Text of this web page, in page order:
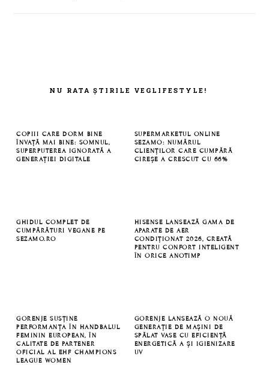
NU RATA ȘTIRILE VEGLIFESTYLE!
COPIII CARE DORM BINE
ÎNVAȚĂ MAI BINE: SOMNUL,
SUPERPUTEREA IGNORATĂ A
GENERAȚIEI DIGITALE
SUPERMARKETUL ONLINE
SEZAMO: NUMĂRUL
CLIENȚILOR CARE CUMPĂRĂ
CIREȘE A CRESCUT CU 66%
GHIDUL COMPLET DE
CUMPĂRĂTURI VEGANE PE
SEZAMO.RO
HISENSE LANSEAZĂ GAMA DE
APARATE DE AER
CONDIȚIONAT 2026, CREATĂ
PENTRU CONFORT INTELIGENT
ÎN ORICE ANOTIMP
GORENJE SUSȚINE
PERFORMANȚA ÎN HANDBALUL
FEMININ EUROPEAN, ÎN
CALITATE DE PARTENER
OFICIAL AL EHF CHAMPIONS
LEAGUE WOMEN
GORENJE LANSEAZĂ O NOUĂ
GENERAȚIE DE MAȘINI DE
SPĂLAT VASE CU EFICIENȚĂ
ENERGETICĂ A ȘI IGIENIZARE
UV